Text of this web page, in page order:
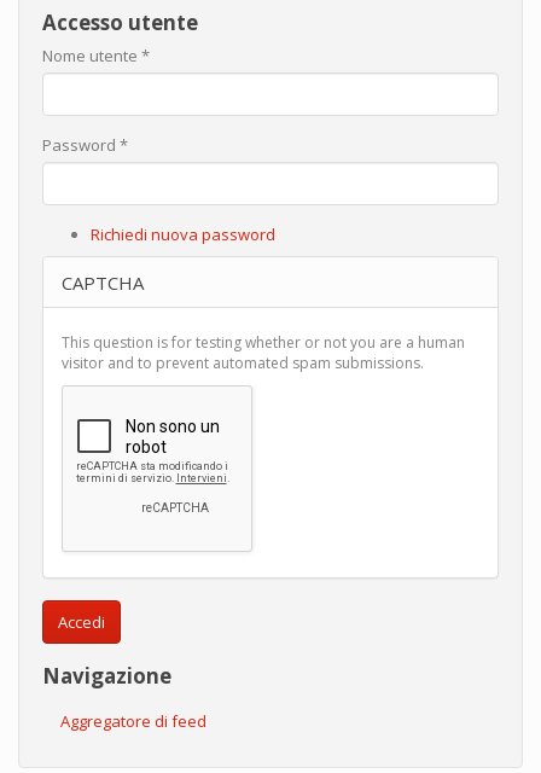
Accesso utente
Nome utente *
Password *
Richiedi nuova password
CAPTCHA
This question is for testing whether or not you are a human
visitor and to prevent automated spam submissions.
Accedi
Navigazione
Aggregatore di feed